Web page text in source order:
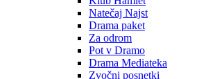
Natečaj Najst
Drama paket
Za odrom
Pot v Dramo
Drama Mediateka
Zvočni posnetki